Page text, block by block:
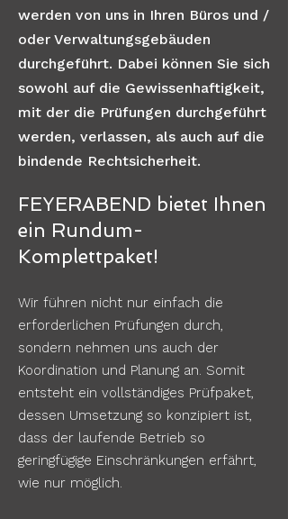
werden von uns in Ihren Büros und /
oder Verwaltungsgebäuden
durchgeführt. Dabei können Sie sich
sowohl auf die Gewissenhaftigkeit,
mit der die Prüfungen durchgeführt
werden, verlassen, als auch auf die
bindende Rechtsicherheit.
FEYERABEND bietet Ihnen
ein Rundum-
Komplettpaket!
Wir führen nicht nur einfach die
erforderlichen Prüfungen durch,
sondern nehmen uns auch der
Koordination und Planung an. Somit
entsteht ein vollständiges Prüfpaket,
dessen Umsetzung so konzipiert ist,
dass der laufende Betrieb so
geringfügige Einschränkungen erfährt,
wie nur möglich.